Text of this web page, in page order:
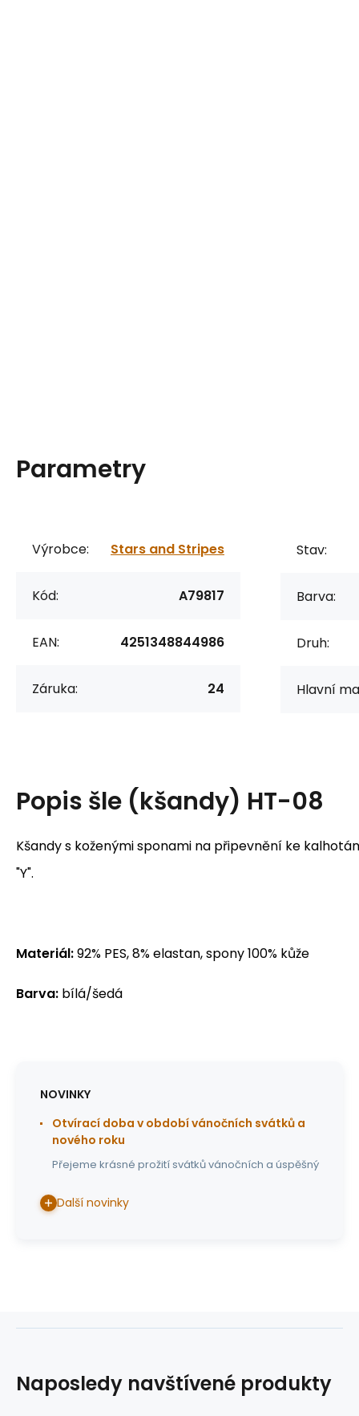
Parametry
Výrobce: Stars and Stripes
Kód: A79817
EAN: 4251348844986
Záruka: 24
Stav:
Barva:
Druh:
Hlavní
Popis šle (kšandy) HT-08
Kšandy s koženými sponami na připevnění ke
"Y".
Materiál:92% PES, 8% elastan, spony 100% kůže
Barva: bílá/šedá
NOVINKY
Otvírací doba v období vánočních svátků a
nového roku
Přejeme krásné prožití svátků vánočních a úspěšný
Další novinky
Naposledy navštívené produkty